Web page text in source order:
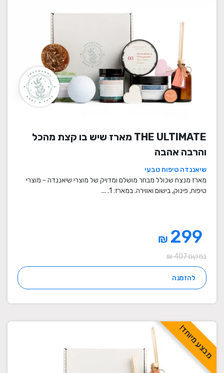
THE ULTIMATE מארז שיש בו קצת מהכל
והרבה אהבה
שיאננדה טיפוח טבעי
מארז מנצח שכולל מבחר מושלם ומדויק של מוצרי שיאננדה - מוצרי
טיפוח, פינוק, בישום ואווירה. במארז: 1. ...
₪
במקום 407 ₪
להזמנה
מבצע מיוחד!